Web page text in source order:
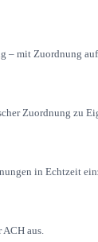
– mit Zuordnung
Zuordnung zu
in Echtzeit
aus.